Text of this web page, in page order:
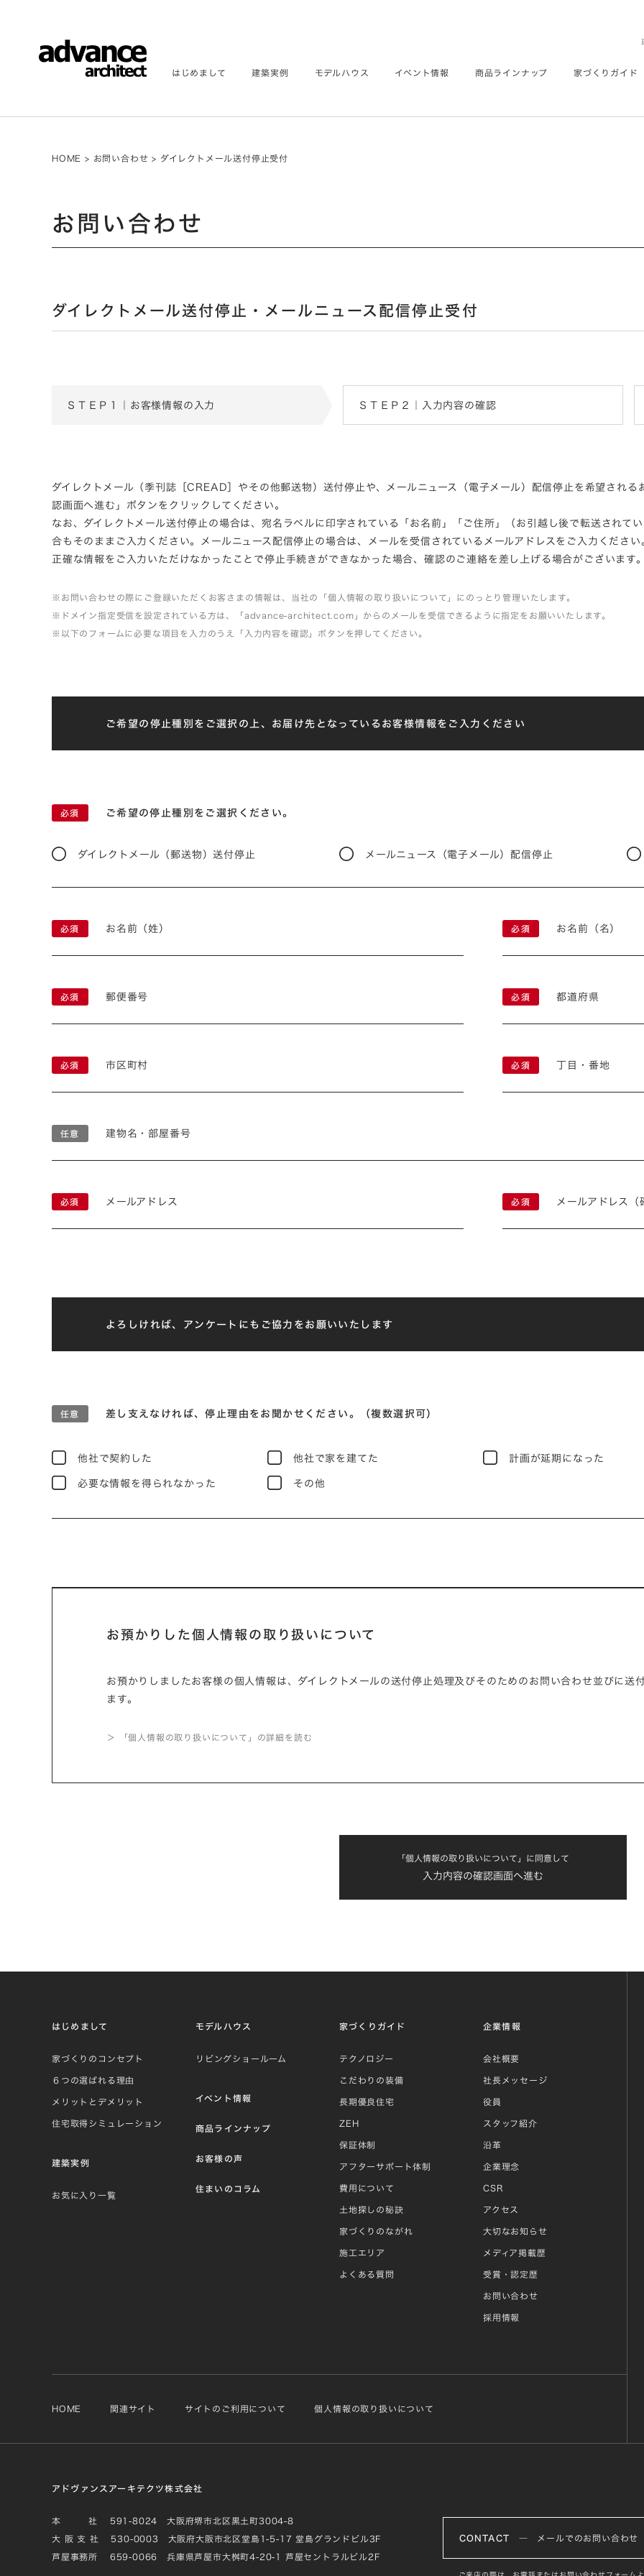
はじめまして 建築実例 モデルハウス イベント情報 商品ラインナップ 家づくりガイド
HOME > お問い合わせ > ダイレクトメール送付停止受付
お問い合わせ
ダイレクトメール送付停止・メールニュース配信停止受付
ＳＴＥＰ１｜お客様情報の入力 ＳＴＥＰ２｜入力内容の確認
ダイレクトメール（季刊誌［CREAD］やその他郵送物）送付停止や、メールニュース（電子メール）配信停止を希望され
認画面へ進む」ボタンをクリックしてください。
なお、ダイレクトメール送付停止の場合は、宛名ラベルに印字されている「お名前」「ご住所」（お引越し後で転送されて
合もそのままご入力ください。メールニュース配信停止の場合は、メールを受信されているメールアドレスをご入力ください
正確な情報をご入力いただけなかったことで停止手続きができなかった場合、確認のご連絡を差し上げる場合がございます
※お問い合わせの際にご登録いただくお客さまの情報は、当社の「個人情報の取り扱いについて」にのっとり管理いたします。
※ドメイン指定受信を設定されている方は、「advance-architect.com」からのメールを受信できるように指定をお願いいたします。
※以下のフォームに必要な項目を入力のうえ「入力内容を確認」ボタンを押してください。
ご希望の停止種別をご選択の上、お届け先となっているお客様情報をご入力ください
ご希望の停止種別をご選択ください。
ダイレクトメール（郵送物）送付停止 メールニュース（電子メール）配信停止
お名前（姓） お名前（名）
郵便番号 都道府県
市区町村 丁目・番地
建物名・部屋番号
メールアドレス メールアドレス（
よろしければ、アンケートにもご協力をお願いいたします
差し支えなければ、停止理由をお聞かせください。（複数選択可）
他社で契約した 他社で家を建てた 計画が延期になった
必要な情報を得られなかった その他
お預かりした個人情報の取り扱いについて
お預かりしましたお客様の個人情報は、ダイレクトメールの送付停止処理及びそのためのお問い合わせ並びに送
ます。
＞ 「個人情報の取り扱いについて」の詳細を読む
「個人情報の取り扱いについて」に同意して
入力内容の確認画面へ進む
はじめまして
家づくりのコンセプト
６つの選ばれる理由
メリットとデメリット
住宅取得シミュレーション
建築実例
お気に入り一覧
モデルハウス
リビングショールーム
イベント情報
商品ラインナップ
お客様の声
住まいのコラム
家づくりガイド
テクノロジー
こだわりの装備
長期優良住宅
ZEH
保証体制
アフターサポート体制
費用について
土地探しの秘訣
家づくりのながれ
施工エリア
よくある質問
企業情報
会社概要
社長メッセージ
役員
スタッフ紹介
沿革
企業理念
CSR
アクセス
大切なお知らせ
メディア掲載歴
受賞・認定歴
お問い合わせ
採用情報
HOME 関連サイト サイトのご利用について 個人情報の取り扱いについて
アドヴァンスアーキテクツ株式会社
本 社 591-8024 大阪府堺市北区黒土町3004-8
大 阪 支 社 530-0003 大阪府大阪市北区堂島1-5-17 堂島グランドビル3F
芦屋事務所 659-0066 兵庫県芦屋市大桝町4-20-1 芦屋セントラルビル2F
CONTACT ― メールでのお問い合わせ
ご来店の際は、お電話またはお問い合わせフォーム